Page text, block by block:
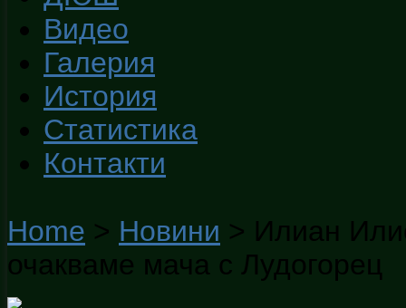
Видео
Галерия
История
Статистика
Контакти
Home > Новини > Илиан
очакваме мача с Лудогорец